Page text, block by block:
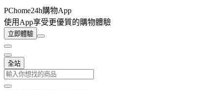
PChome24h購物App
使用App享受更優質的購物體驗
立即體驗
全站